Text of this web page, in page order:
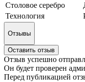
Столовое серебро
Технология
Отзывы
Оставить отзыв
Отзыв успешно
Он будет проверен
Перед публикацией